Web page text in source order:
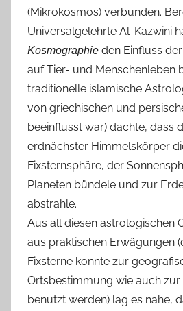
(Mikrokosmos) verbunden.
Universalgelehrte Al-Kazwini
Kosmographie den Einfluss
auf Tier- und Menschenleben
traditionelle islamische
von griechischen und
beeinflusst war) dachte, dass
erdnächster Himmelskörper
Fixsternsphäre, der
Planeten bündele und zur
abstrahle.
Aus all diesen astrologischen
aus praktischen Erwägungen
Fixsterne konnte zur
Ortsbestimmung wie auch
benutzt werden) lag es nahe,